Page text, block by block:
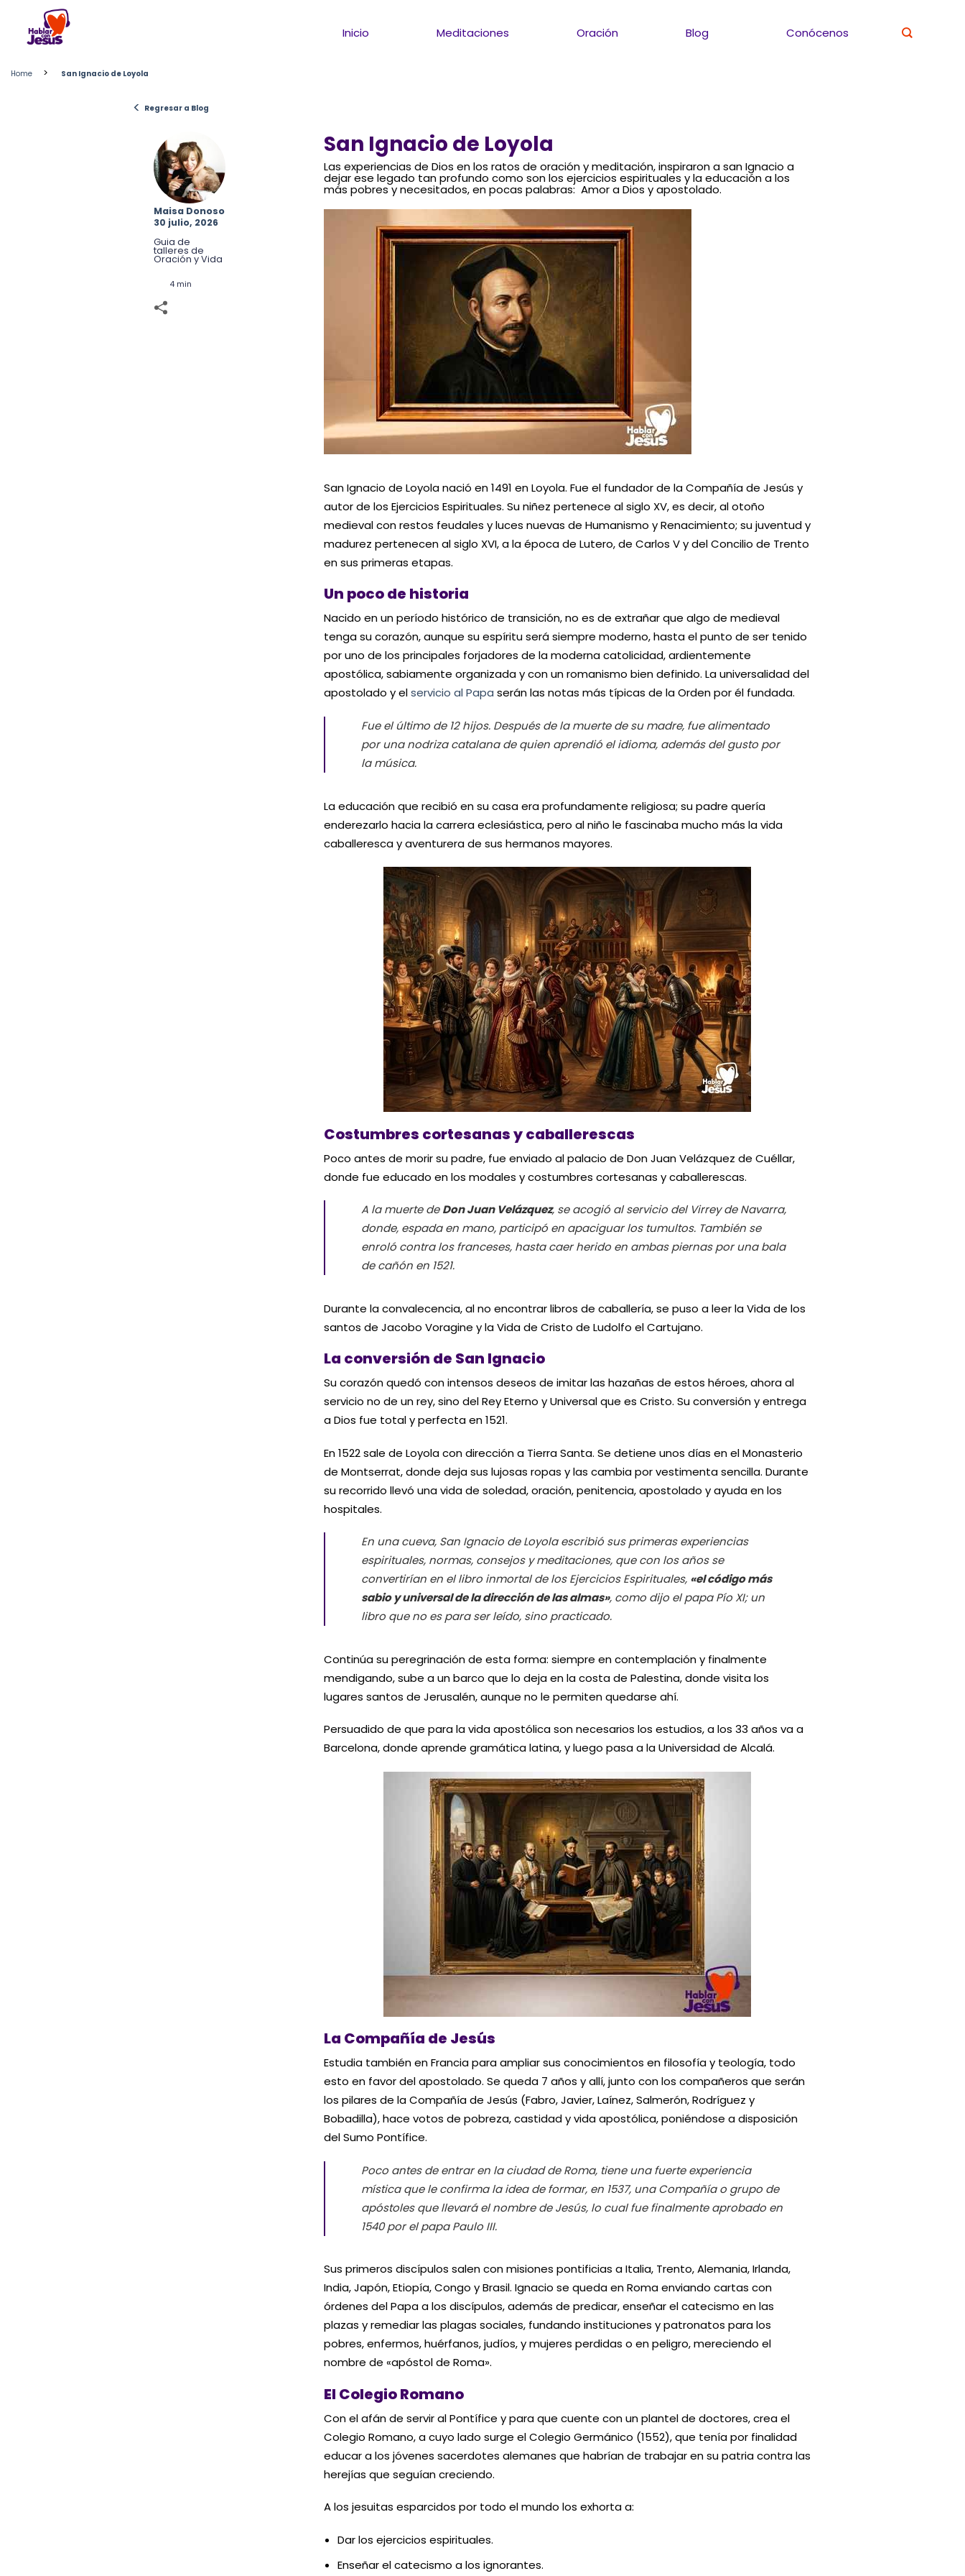
content
Inicio Meditaciones Oración Blog Conócenos
Home > San Ignacio de Loyola
< Regresar a Blog
Maisa Donoso
30 julio, 2026
Guia de
talleres de
Oración y Vida
4 min
San Ignacio de Loyola
Las experiencias de Dios en los ratos de oración y meditación, inspiraron a san Ignacio a
dejar ese legado tan profundo como son los ejercicios espirituales y la educación a los
más pobres y necesitados, en pocas palabras: Amor a Dios y apostolado.
San Ignacio de Loyola nació en 1491 en Loyola. Fue el fundador de la Compañía de Jesús y
autor de los Ejercicios Espirituales. Su niñez pertenece al siglo XV, es decir, al otoño
medieval con restos feudales y luces nuevas de Humanismo y Renacimiento; su juventud y
madurez pertenecen al siglo XVI, a la época de Lutero, de Carlos V y del Concilio de Trento
en sus primeras etapas.
Un poco de historia
Nacido en un período histórico de transición, no es de extrañar que algo de medieval
tenga su corazón, aunque su espíritu será siempre moderno, hasta el punto de ser tenido
por uno de los principales forjadores de la moderna catolicidad, ardientemente
apostólica, sabiamente organizada y con un romanismo bien definido. La universalidad del
apostolado y elservicio al Papa serán las notas más típicas de la Orden por él fundada.
Fue el último de 12 hijos. Después de la muerte de su madre, fue alimentado
por una nodriza catalana de quien aprendió el idioma, además del gusto por
la música.
La educación que recibió en su casa era profundamente religiosa; su padre quería
enderezarlo hacia la carrera eclesiástica, pero al niño le fascinaba mucho más la vida
caballeresca y aventurera de sus hermanos mayores.
Costumbres cortesanas y caballerescas
Poco antes de morir su padre, fue enviado al palacio de Don Juan Velázquez de Cuéllar,
donde fue educado en los modales y costumbres cortesanas y caballerescas.
A la muerte deDon Juan Velázquez, se acogió al servicio del Virrey de Navarra,
donde, espada en mano, participó en apaciguar los tumultos. También se
enroló contra los franceses, hasta caer herido en ambas piernas por una bala
de cañón en 1521.
Durante la convalecencia, al no encontrar libros de caballería, se puso a leer la Vida de los
santos de Jacobo Voragine y la Vida de Cristo de Ludolfo el Cartujano.
La conversión de San Ignacio
Su corazón quedó con intensos deseos de imitar las hazañas de estos héroes, ahora al
servicio no de un rey, sino del Rey Eterno y Universal que es Cristo. Su conversión y entrega
a Dios fue total y perfecta en 1521.
En 1522 sale de Loyola con dirección a Tierra Santa. Se detiene unos días en el Monasterio
de Montserrat, donde deja sus lujosas ropas y las cambia por vestimenta sencilla. Durante
su recorrido llevó una vida de soledad, oración, penitencia, apostolado y ayuda en los
hospitales.
En una cueva, San Ignacio de Loyola escribió sus primeras experiencias
espirituales, normas, consejos y meditaciones, que con los años se
convertirían en el libro inmortal de los Ejercicios Espirituales, «el código más
sabio y universal de la dirección de las almas», como dijo el papa Pío XI; un
libro que no es para ser leído, sino practicado.
Continúa su peregrinación de esta forma: siempre en contemplación y finalmente
mendigando, sube a un barco que lo deja en la costa de Palestina, donde visita los
lugares santos de Jerusalén, aunque no le permiten quedarse ahí.
Persuadido de que para la vida apostólica son necesarios los estudios, a los 33 años va a
Barcelona, donde aprende gramática latina, y luego pasa a la Universidad de Alcalá.
La Compañía de Jesús
Estudia también en Francia para ampliar sus conocimientos en filosofía y teología, todo
esto en favor del apostolado. Se queda 7 años y allí, junto con los compañeros que serán
los pilares de la Compañía de Jesús (Fabro, Javier, Laínez, Salmerón, Rodríguez y
Bobadilla), hace votos de pobreza, castidad y vida apostólica, poniéndose a disposición
del Sumo Pontífice.
Poco antes de entrar en la ciudad de Roma, tiene una fuerte experiencia
mística que le confirma la idea de formar, en 1537, una Compañía o grupo de
apóstoles que llevará el nombre de Jesús, lo cual fue finalmente aprobado en
1540 por el papa Paulo III.
Sus primeros discípulos salen con misiones pontificias a Italia, Trento, Alemania, Irlanda,
India, Japón, Etiopía, Congo y Brasil. Ignacio se queda en Roma enviando cartas con
órdenes del Papa a los discípulos, además de predicar, enseñar el catecismo en las
plazas y remediar las plagas sociales, fundando instituciones y patronatos para los
pobres, enfermos, huérfanos, judíos, y mujeres perdidas o en peligro, mereciendo el
nombre de «apóstol de Roma».
El Colegio Romano
Con el afán de servir al Pontífice y para que cuente con un plantel de doctores, crea el
Colegio Romano, a cuyo lado surge el Colegio Germánico (1552), que tenía por finalidad
educar a los jóvenes sacerdotes alemanes que habrían de trabajar en su patria contra las
herejías que seguían creciendo.
A los jesuitas esparcidos por todo el mundo los exhorta a:
Dar los ejercicios espirituales.
Enseñar el catecismo a los ignorantes.